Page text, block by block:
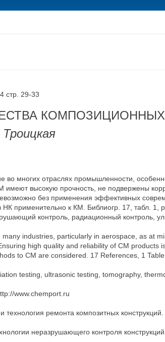
стр. 29-33
многих отраслях промышленности,
имеют высокую прочность, не подвержены
без применения эффективных
применительно к КМ. Библиогр. 17, табл. 1,
контроль, радиационный контроль,
industries, particularly in aerospace, as at
high quality and reliability of CM products
to CM are considered. 17 References, 1
testing, ultrasonic testing, tomography,
www.chemport.ru
ремонта композитных
неразрушающего контроля